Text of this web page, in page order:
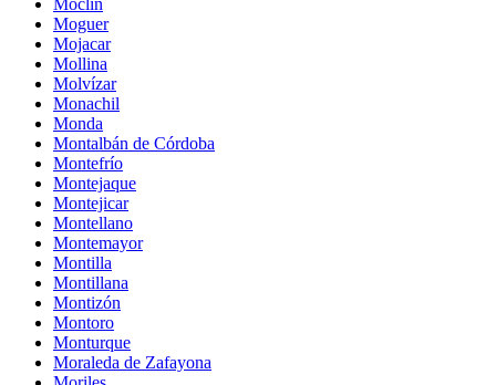
Moguer
Mojacar
Mollina
Molvízar
Monachil
Monda
Montalbán de Córdoba
Montefrío
Montejaque
Montejicar
Montellano
Montemayor
Montilla
Montillana
Montizón
Montoro
Monturque
Moraleda de Zafayona